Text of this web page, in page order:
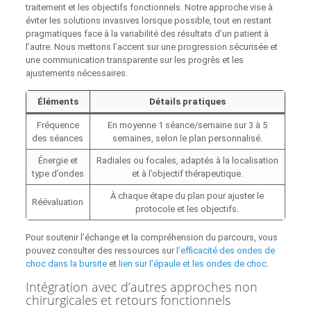
traitement et les objectifs fonctionnels. Notre approche vise à
éviter les solutions invasives lorsque possible, tout en restant
pragmatiques face à la variabilité des résultats d’un patient à
l’autre. Nous mettons l’accent sur une progression sécurisée et
une communication transparente sur les progrès et les
ajustements nécessaires.
Éléments Détails pratiques
Fréquence
des séances
En moyenne 1 séance/semaine sur 3 à 5
semaines, selon le plan personnalisé.
Énergie et
type d’ondes
Radiales ou focales, adaptés à la localisation
et à l’objectif thérapeutique.
Réévaluation
À chaque étape du plan pour ajuster le
protocole et les objectifs.
Pour soutenir l’échange et la compréhension du parcours, vous
pouvez consulter des ressources sur l’efficacité des ondes de
choc dans la bursiteet lien sur l’épaule et les ondes de choc.
Intégration avec d’autres approches non
chirurgicales et retours fonctionnels